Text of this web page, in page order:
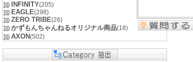
INFINITY(205)
EAGLE(298)
ZERO TRIBE(26)
かずもんちゃんねるオリジナル商品(18)
AXON(502)